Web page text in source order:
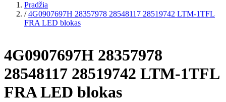
Pradžia
/ 4G0907697H 28357978 28548117 28519742 LTM-1TFL
FRA LED blokas
4G0907697H 28357978
28548117 28519742 LTM-1TFL
FRA LED blokas